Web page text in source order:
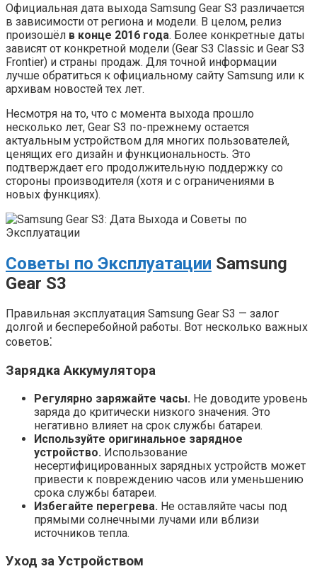
Официальная дата выхода Samsung Gear S3 различается
в зависимости от региона и модели. В целом, релиз
произошёл в конце 2016 года. Более конкретные даты
зависят от конкретной модели (Gear S3 Classic и Gear S3
Frontier) и страны продаж. Для точной информации
лучше обратиться к официальному сайту Samsung или к
архивам новостей тех лет.
Несмотря на то, что с момента выхода прошло
несколько лет, Gear S3 по-прежнему остается
актуальным устройством для многих пользователей,
ценящих его дизайн и функциональность. Это
подтверждает его продолжительную поддержку со
стороны производителя (хотя и с ограничениями в
новых функциях).
Советы по Эксплуатации Samsung
Gear S3
Правильная эксплуатация Samsung Gear S3 — залог
долгой и бесперебойной работы. Вот несколько важных
советов⁚
Зарядка Аккумулятора
Регулярно заряжайте часы. Не доводите уровень
заряда до критически низкого значения. Это
негативно влияет на срок службы батареи.
Используйте оригинальное зарядное
устройство. Использование
несертифицированных зарядных устройств может
привести к повреждению часов или уменьшению
срока службы батареи.
Избегайте перегрева. Не оставляйте часы под
прямыми солнечными лучами или вблизи
источников тепла.
Уход за Устройством